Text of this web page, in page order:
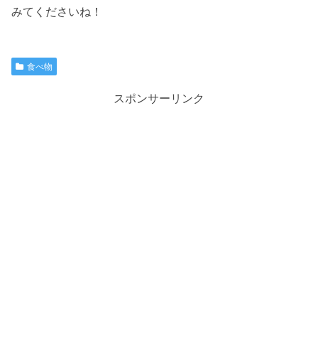
みてくださいね！
食べ物
スポンサーリンク